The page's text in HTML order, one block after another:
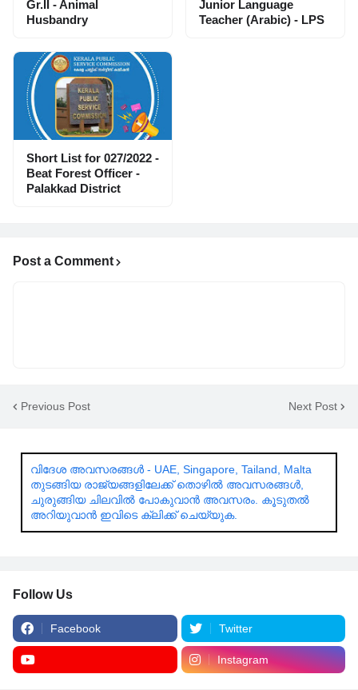
Gr.II - Animal
Husbandry
Junior Language
Teacher (Arabic) - LPS
Short List for 027/2022 -
Beat Forest Officer -
Palakkad District
Post a Comment
Previous Post Next Post
വിദേശ അവസരങ്ങൾ - UAE, Singapore, Tailand, Malta
തുടങ്ങിയ രാജ്യങ്ങളിലേക്ക് തൊഴിൽ അവസരങ്ങൾ,
ചുരുങ്ങിയ ചിലവിൽ പോകുവാൻ അവസരം. കൂടുതൽ
അറിയുവാൻ ഇവിടെ ക്ലിക്ക് ചെയ്യുക.
Follow Us
Facebook Twitter
Instagram